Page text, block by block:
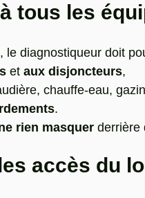
tous les
, le diagnostiqueur doit
et aux disjoncteurs,
chauffe-eau,
.
rien masquer derrière
accès du